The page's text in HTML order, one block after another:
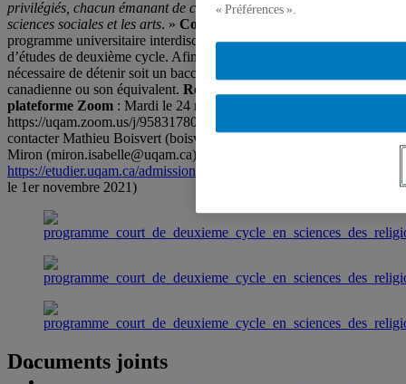
privilégiés, chacun émanant de champs disciplinaires distincts : les
sciences sociales et les arts. » Conditions d’admission
programme universitaire interdisciplinaire mène à une attestation
d’études de deuxième cycle. Afin de pouvoir y participer, il est
nécessaire de détenir soit un baccalauréat d’une université
canadienne ou son équivalent. Rencontre d’information sur la
plateforme Zoom : Mardi le 24 novembre, 17h00
https://uqam.zoom.us/j/95831780966
contacter Mathieu Boisvert (boisvert.mathieu@uqam.ca) ou Isabelle
Miron (miron.isabelle@uqam.ca).
https://etudier.uqam.ca/admission-en-ligne
le 1er novembre 2021)
Documents joints
« Préférences ».